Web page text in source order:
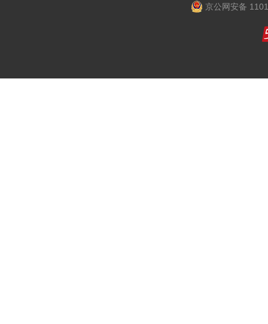
京公网安备